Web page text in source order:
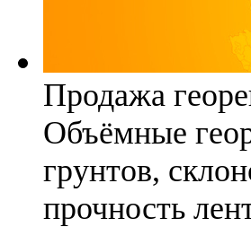
Продажа
Объёмные
грунтов,
прочность